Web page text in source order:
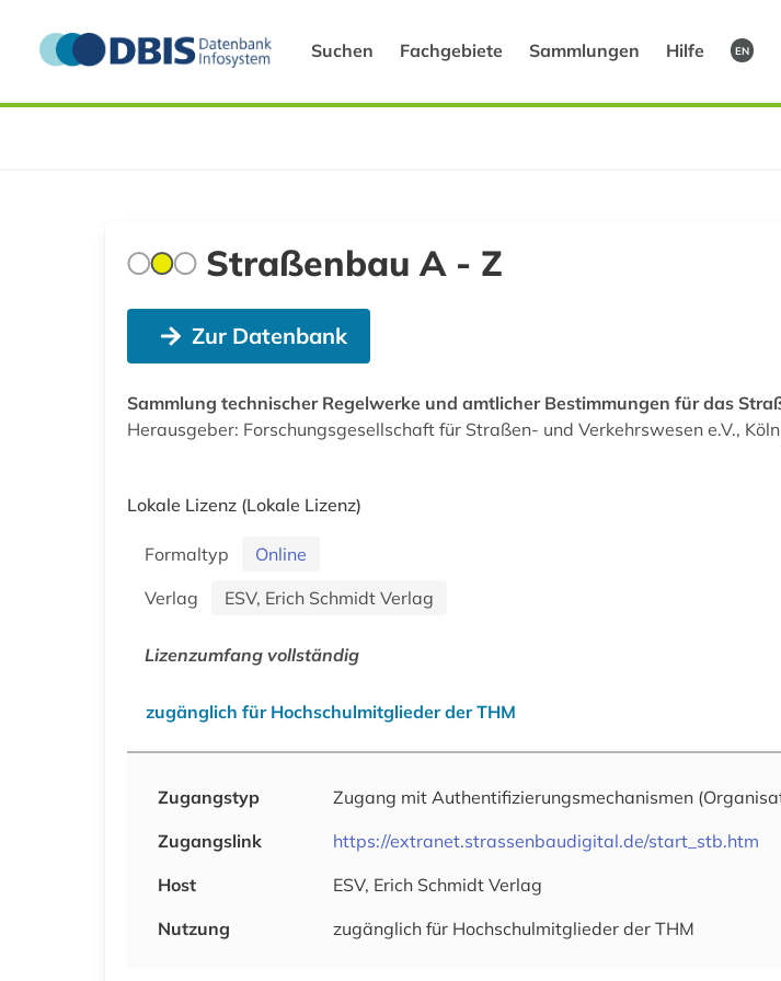
Suchen Fachgebiete Sammlungen Hilfe EN
Straßenbau A - Z
Zur Datenbank
Sammlung technischer Regelwerke und amtlicher Bestimmungen für das
Herausgeber: Forschungsgesellschaft für Straßen- und Verkehrswesen e.V., Köln
Lokale Lizenz (Lokale Lizenz)
Formaltyp
Online
Verlag
ESV, Erich Schmidt Verlag
Lizenzumfang vollständig
zugänglich für Hochschulmitglieder der THM
Zugangstyp Zugang mit Authentifizierungsmechanismen
Zugangslink
https://extranet.strassenbaudigital.de/start_stb.htm
Host
ESV, Erich Schmidt Verlag
Nutzung
zugänglich für Hochschulmitglieder der THM